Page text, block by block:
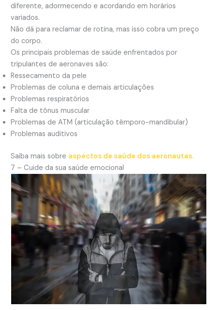
diferente, adormecendo e acordando em horários
variados.
Não dá para reclamar de rotina, mas isso cobra um preço
do corpo.
Os principais problemas de saúde enfrentados por
tripulantes de aeronaves são:
Ressecamento da pele
Problemas de coluna e demais articulações
Problemas respiratórios
Falta de tônus muscular
Problemas de ATM (articulação têmporo-mandibular)
Problemas auditivos
Saiba mais sobre aspectos de saúde dos aeronautas.
7 – Cuide da sua saúde emocional